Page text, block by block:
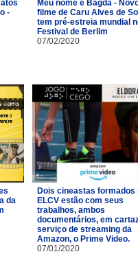
-
Meu nome é Bagdá -
filme de Caru Alves de
tem pré-estreia mundial
Festival de Berlim
07/02/2020
da
Dois cineastas formados
ELCV estão com seus
trabalhos, ambos
documentários, em
serviço de streaming da
Amazon, o Prime Video.
07/01/2020